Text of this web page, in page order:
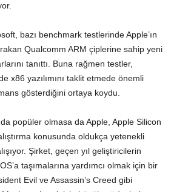
bazı benchmark testlerinde Apple’ın
Qualcomm ARM çiplerine sahip yeni
tanıttı. Buna rağmen testler,
x86 yazılımını taklit etmede önemli
gösterdiğini ortaya koydu.
popüler olmasa da Apple, Apple Silicon
konusunda oldukça yetenekli
Şirket, geçen yıl geliştiricilerin
taşımalarına yardımcı olmak için bir
Evil ve Assassin’s Creed gibi